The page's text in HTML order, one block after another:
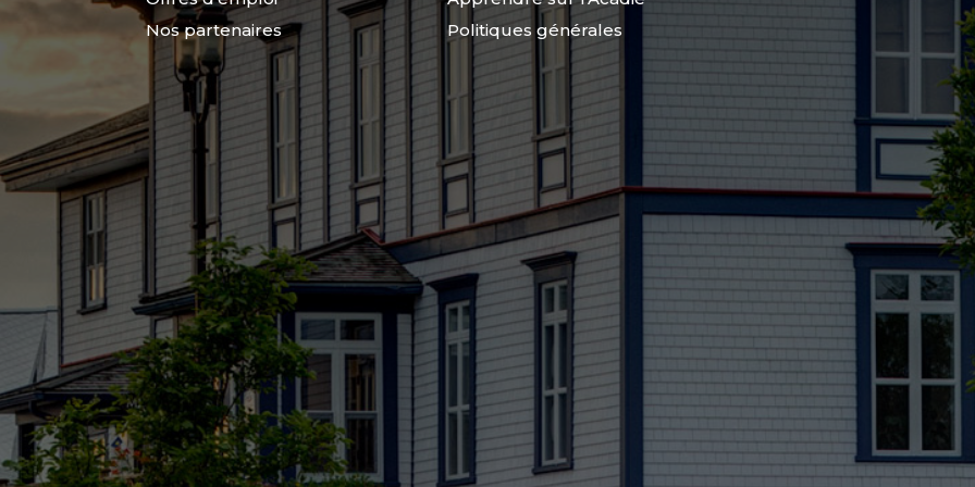
Nos partenaires
Politiques générales